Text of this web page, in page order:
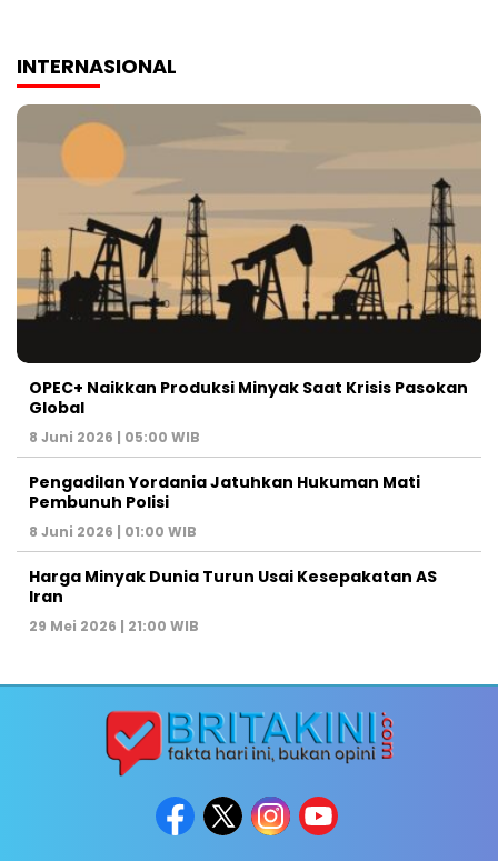
INTERNASIONAL
OPEC+ Naikkan Produksi Minyak Saat Krisis Pasokan
Global
8 Juni 2026 | 05:00 WIB
Pengadilan Yordania Jatuhkan Hukuman Mati
Pembunuh Polisi
8 Juni 2026 | 01:00 WIB
Harga Minyak Dunia Turun Usai Kesepakatan AS
Iran
29 Mei 2026 | 21:00 WIB